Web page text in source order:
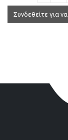
Συνδεθείτε για